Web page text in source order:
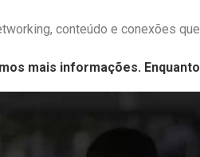
conteúdo e conexões
mais informações.